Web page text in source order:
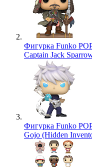
Фигурка Funko
Captain Jack
Фигурка Funko
Gojo (Hidden